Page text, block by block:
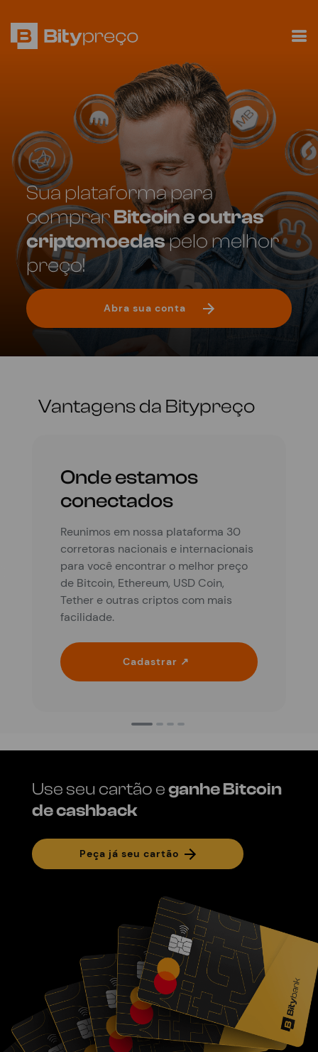
Sua plataforma para
comprarBitcoin e outras
criptomoedaspelo melhor
preço!
Abra sua conta
Vantagens da Bitypreço
Onde estamos
conectados
Reunimos em nossa plataforma 30
corretoras nacionais e internacionais
para você encontrar o melhor preço
de Bitcoin, Ethereum, USD Coin,
Tether e outras criptos com mais
facilidade.
Cadastrar ↗
Use seu cartão eganhe Bitcoin
de cashback
Peça já seu cartão